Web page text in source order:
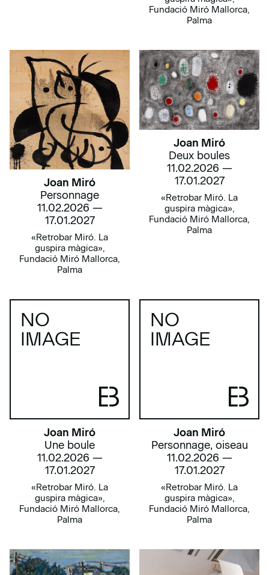
Fundació Miró Mallorca,
Palma
Joan Miró
Personnage
11.02.2026 —
17.01.2027
«Retrobar Miró. La
guspira màgica»,
Fundació Miró Mallorca,
Palma
Joan Miró
Deux boules
11.02.2026 —
17.01.2027
«Retrobar Miró. La
guspira màgica»,
Fundació Miró Mallorca,
Palma
NO
IMAGE
Joan Miró
Une boule
11.02.2026 —
17.01.2027
«Retrobar Miró. La
guspira màgica»,
Fundació Miró Mallorca,
Palma
NO
IMAGE
Joan Miró
Personnage, oiseau
11.02.2026 —
17.01.2027
«Retrobar Miró. La
guspira màgica»,
Fundació Miró Mallorca,
Palma